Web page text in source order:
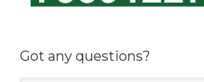
Got any questions?